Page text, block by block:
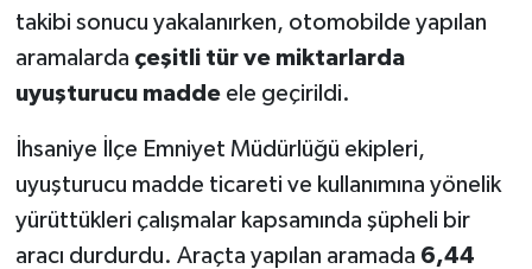
takibi sonucu yakalanırken, otomobilde yapılan
aramalarda çeşitli tür ve miktarlarda
uyuşturucu maddeele geçirildi.
İhsaniye İlçe Emniyet Müdürlüğü ekipleri,
uyuşturucu madde ticareti ve kullanımına yönelik
yürüttükleri çalışmalar kapsamında şüpheli bir
aracı durdurdu. Araçta yapılan aramada 6,44